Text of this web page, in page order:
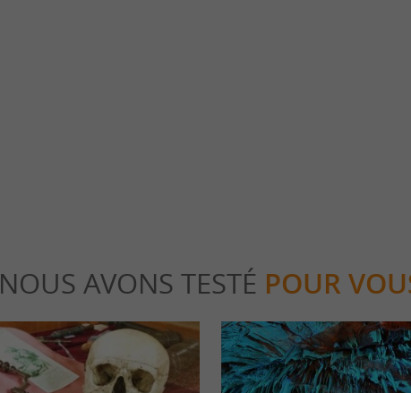
NOUS AVONS TESTÉ POUR